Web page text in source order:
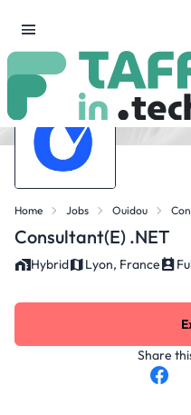
Home Jobs Ouidou
Consultant(e) .NET
Hybrid Lyon, France
Share